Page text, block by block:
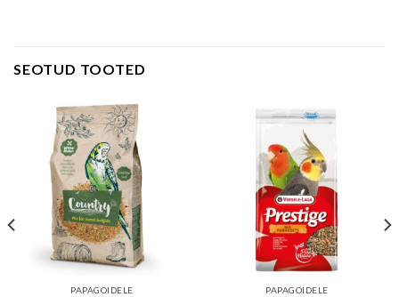
SEOTUD TOOTED
PAPAGOIDELE PAPAGOIDELE